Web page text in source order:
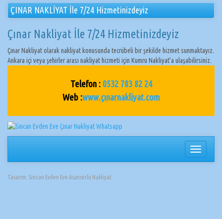
ÇINAR NAKLİYAT İle 7/24 Hizmetinizdeyiz
Çınar Nakliyat İle 7/24 Hizmetinizdeyiz
Çınar Nakliyat olarak nakliyat konusunda tecrübeli bir şekilde hizmet sunmaktayız.
Ankara içi veya şehirler arası nakliyat hizmeti için Kumru Nakliyat’a ulaşabilirsiniz.
Telefon : 0532 783 82 24
Web :www.çınarnakliyat.com
değiştir
Tasarım: Sincan Evden Eve Asansörlü Nakliyat